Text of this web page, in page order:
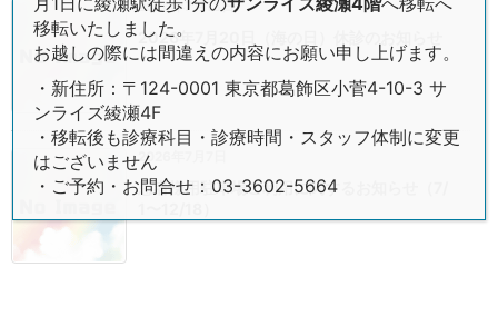
2026年7月13日
2026年7月20日（海の日）休診のお知らせ
2026年7月7日
患者様用駐車場ご利用に関するお知らせ（7/
移転いたしました。
お越しの際には間違えの内容にお願い申し上げます。
・新住所：〒124-0001 東京都葛飾区小菅4-10-3 サ
ンライズ綾瀬4F
・移転後も診療科目・診療時間・スタッフ体制に変更
はございません
・ご予約・お問合せ：03-3602-5664